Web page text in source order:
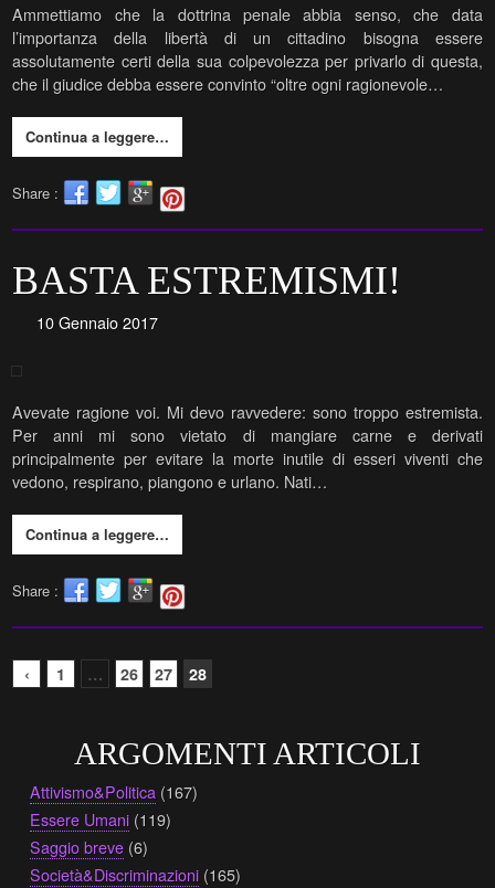
Ammettiamo che la dottrina penale abbia senso, che data
l’importanza della libertà di un cittadino bisogna essere
assolutamente certi della sua colpevolezza per privarlo di questa,
che il giudice debba essere convinto “oltre ogni ragionevole…
Continua a leggere…
Share :
BASTA ESTREMISMI!
10 Gennaio 2017
Avevate ragione voi. Mi devo ravvedere: sono troppo estremista.
Per anni mi sono vietato di mangiare carne e derivati
principalmente per evitare la morte inutile di esseri viventi che
vedono, respirano, piangono e urlano. Nati…
Continua a leggere…
Share :
‹ 1 … 26 27 28
ARGOMENTI ARTICOLI
Attivismo&Politica (167)
Essere Umani (119)
Saggio breve (6)
Società&Discriminazioni (165)